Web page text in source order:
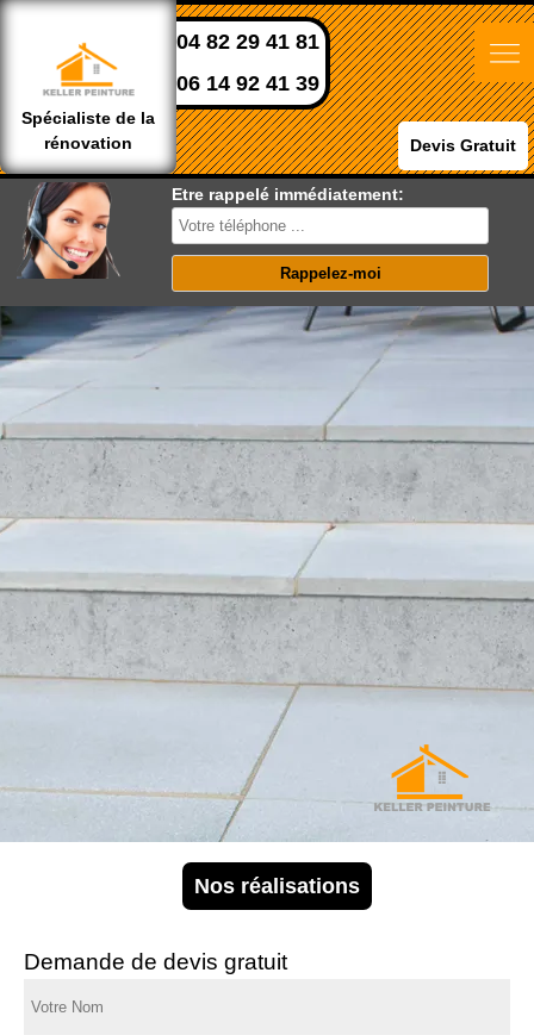
Spécialiste de la
rénovation
04 82 29 41 81
06 14 92 41 39
Devis Gratuit
Etre rappelé immédiatement:
Nos réalisations
Demande de devis gratuit